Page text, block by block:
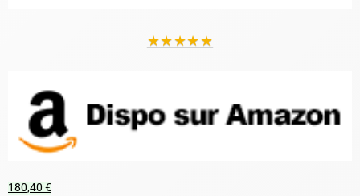
★★★★★
180,40 €